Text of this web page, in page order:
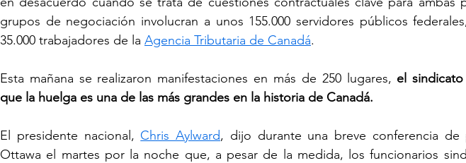
grupos de negociación involucran a unos 155.000 servidores públicos
35.000 trabajadores de la Agencia Tributaria de Canadá.
Esta mañana se realizaron manifestaciones en más de 250 lugares, el
que la huelga es una de las más grandes en la historia de Canadá.
El presidente nacional, Chris Aylward, dijo durante una breve conferencia de
Ottawa el martes por la noche que, a pesar de la medida, los funcionarios